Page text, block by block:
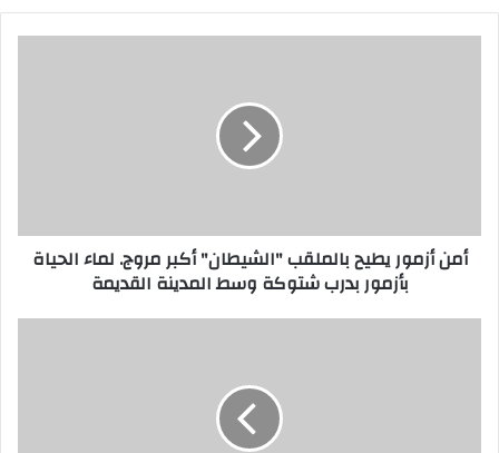
أمن أزمور يطيح بالملقب "الشيطان" أكبر مروج. لماء الحياة
بأزمور بدرب شتوكة وسط المدينة القديمة